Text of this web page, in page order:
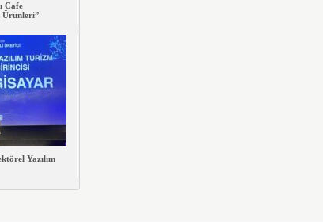
Cafe
Ürünleri”
Yazılım